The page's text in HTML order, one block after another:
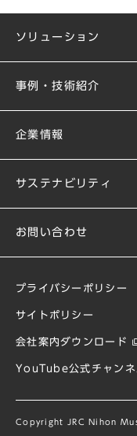
ソリューション
事例・技術紹介
企業情報
サステナビリティ
お問い合わせ
プライバシーポリシー
サイトポリシー
会社案内ダウンロード
YouTube公式チャンネ
Copyright JRC Nihon